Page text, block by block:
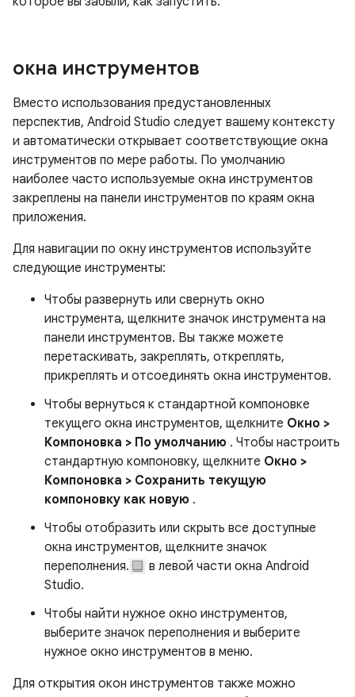
окна инструментов
Вместо использования предустановленных
перспектив, Android Studio следует вашему контексту
и автоматически открывает соответствующие окна
инструментов по мере работы. По умолчанию
наиболее часто используемые окна инструментов
закреплены на панели инструментов по краям окна
приложения.
Для навигации по окну инструментов используйте
следующие инструменты:
Чтобы развернуть или свернуть окно
инструмента, щелкните значок инструмента на
панели инструментов. Вы также можете
перетаскивать, закреплять, откреплять,
прикреплять и отсоединять окна инструментов.
Чтобы вернуться к стандартной компоновке
текущего окна инструментов, щелкните Окно >
Компоновка > По умолчанию . Чтобы настроить
стандартную компоновку, щелкните Окно >
Компоновка > Сохранить текущую
компоновку как новую .
Чтобы отобразить или скрыть все доступные
окна инструментов, щелкните значок
переполнения.
в левой части окна Android
Studio.
Чтобы найти нужное окно инструментов,
выберите значок переполнения и выберите
нужное окно инструментов в меню.
Для открытия окон инструментов также можно